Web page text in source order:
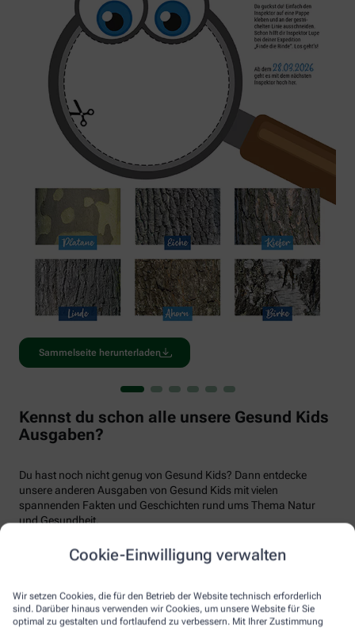
Cookie-Einwilligung verwalten
Wir setzen Cookies, die für den Betrieb der Website technisch erforderlich
sind. Darüber hinaus verwenden wir Cookies, um unsere Website für Sie
optimal zu gestalten und fortlaufend zu verbessern. Mit Ihrer Zustimmung
Sammelseite herunterladen
Kennst du schon alle unsere Gesund Kids
Ausgaben?
Du hast noch nicht genug von Gesund Kids? Dann entdecke
unsere anderen Ausgaben von Gesund Kids mit vielen
spannenden Fakten und Geschichten rund ums Thema Natur
und Gesundheit.